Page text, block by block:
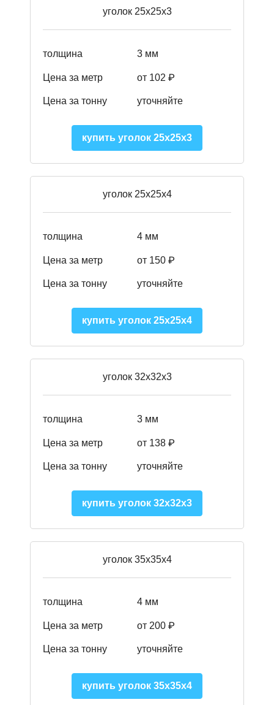
уголок 25х25х3
толщина 3 мм
Цена за метр от 102 ₽
Цена за тонну уточняйте
купить уголок 25х25х3
уголок 25х25х4
толщина 4 мм
Цена за метр от 150 ₽
Цена за тонну уточняйте
купить уголок 25х25х4
уголок 32х32х3
толщина 3 мм
Цена за метр от 138 ₽
Цена за тонну уточняйте
купить уголок 32х32х3
уголок 35х35х4
толщина 4 мм
Цена за метр от 200 ₽
Цена за тонну уточняйте
купить уголок 35х35х4